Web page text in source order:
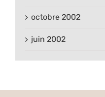
octobre 2002
juin 2002